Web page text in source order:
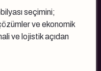
seçimini;
ve ekonomik
ve lojistik açıdan